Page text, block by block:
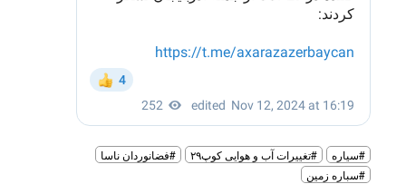
#سیاره #تغییرات آب و هوایی کوپ۲۹
#فضانوردان ناسا
#سباره زمین